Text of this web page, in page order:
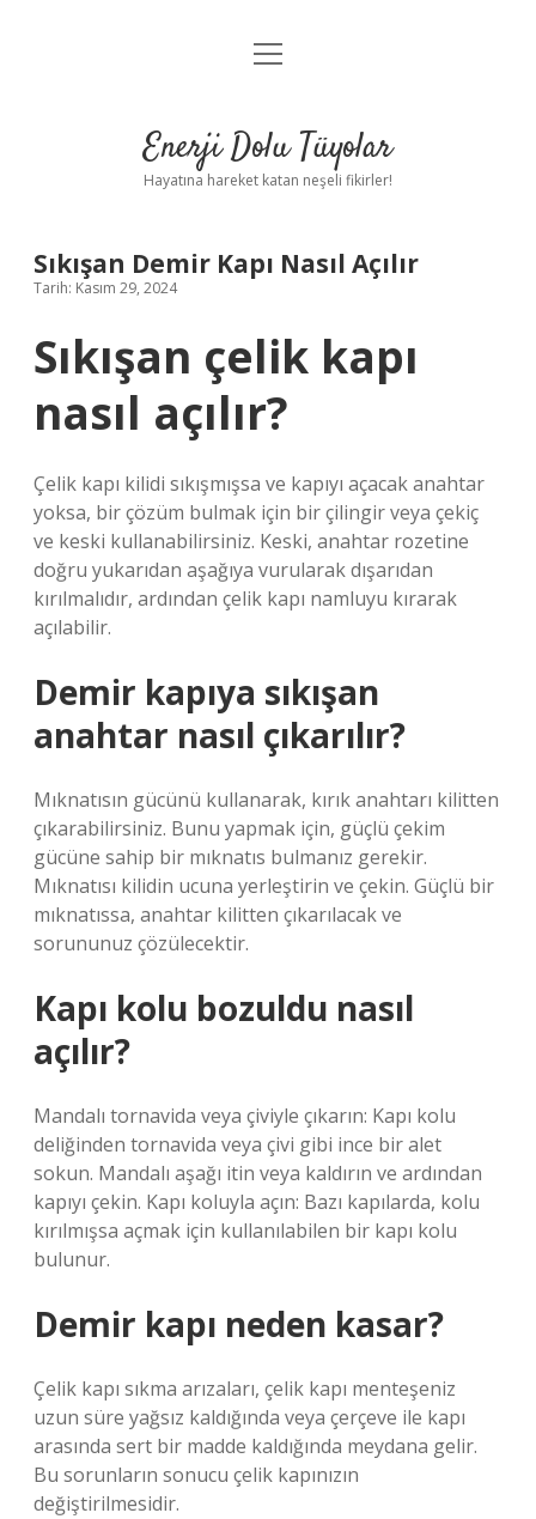
Anasayfa
Yasal Uyarı
menüyü
Enerji Dolu Tüyolar
Hayatına hareket katan neşeli fikirler!
Sıkışan Demir Kapı Nasıl Açılır
Tarih: Kasım 29, 2024
Sıkışan çelik kapı
nasıl açılır?
Çelik kapı kilidi sıkışmışsa ve kapıyı açacak anahtar
yoksa, bir çözüm bulmak için bir çilingir veya çekiç
ve keski kullanabilirsiniz. Keski, anahtar rozetine
doğru yukarıdan aşağıya vurularak dışarıdan
kırılmalıdır, ardından çelik kapı namluyu kırarak
açılabilir.
Demir kapıya sıkışan
anahtar nasıl çıkarılır?
Mıknatısın gücünü kullanarak, kırık anahtarı kilitten
çıkarabilirsiniz. Bunu yapmak için, güçlü çekim
gücüne sahip bir mıknatıs bulmanız gerekir.
Mıknatısı kilidin ucuna yerleştirin ve çekin. Güçlü bir
mıknatıssa, anahtar kilitten çıkarılacak ve
sorununuz çözülecektir.
Kapı kolu bozuldu nasıl
açılır?
Mandalı tornavida veya çiviyle çıkarın: Kapı kolu
deliğinden tornavida veya çivi gibi ince bir alet
sokun. Mandalı aşağı itin veya kaldırın ve ardından
kapıyı çekin. Kapı koluyla açın: Bazı kapılarda, kolu
kırılmışsa açmak için kullanılabilen bir kapı kolu
bulunur.
Demir kapı neden kasar?
Çelik kapı sıkma arızaları, çelik kapı menteşeniz
uzun süre yağsız kaldığında veya çerçeve ile kapı
arasında sert bir madde kaldığında meydana gelir.
Bu sorunların sonucu çelik kapınızın
değiştirilmesidir.